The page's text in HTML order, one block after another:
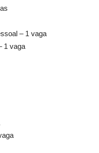
– 1 vaga
1 vaga